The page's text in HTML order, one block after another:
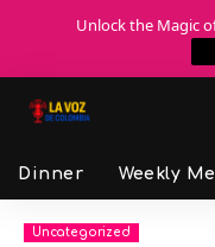
Unlock the Magic
Dinner Weekly
Uncategorized